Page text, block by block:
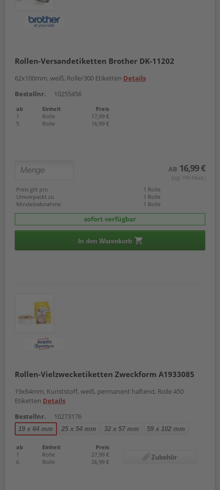
Rollen-Versandetiketten Brother DK-11202
62x100mm, weiß, Rolle/300 Etiketten Details
Bestellnr.
10255456
ab Einheit
Preis
1
Rolle
17,99 €
5
Rolle 16,99 €
AB 16,99 €
(zzgl. 19% Mwst.)
Preis gilt pro
1 Rolle
Umverpackt zu
1 Rolle
Mindestabnahme
1 Rolle
sofort verfügbar
In den Warenkorb
Rollen-Vielzwecketiketten Zweckform A1933085
19x64mm, Kunststoff, weiß, permanent haftend, Rolle 450
Etiketten Details
Bestellnr.
10273176
19 x 64 mm 25 x 54 mm 32 x 57 mm 59 x 102 mm
ab Einheit
Preis
1
Rolle
27,99 €
6
Rolle 26,99 €
Zubehör